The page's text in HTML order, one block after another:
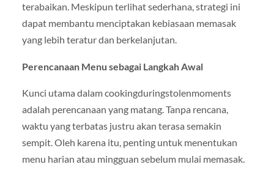
terabaikan. Meskipun terlihat sederhana, strategi ini
dapat membantu menciptakan kebiasaan memasak
yang lebih teratur dan berkelanjutan.
Perencanaan Menu sebagai Langkah Awal
Kunci utama dalam cookingduringstolenmoments
adalah perencanaan yang matang. Tanpa rencana,
waktu yang terbatas justru akan terasa semakin
sempit. Oleh karena itu, penting untuk menentukan
menu harian atau mingguan sebelum mulai memasak.